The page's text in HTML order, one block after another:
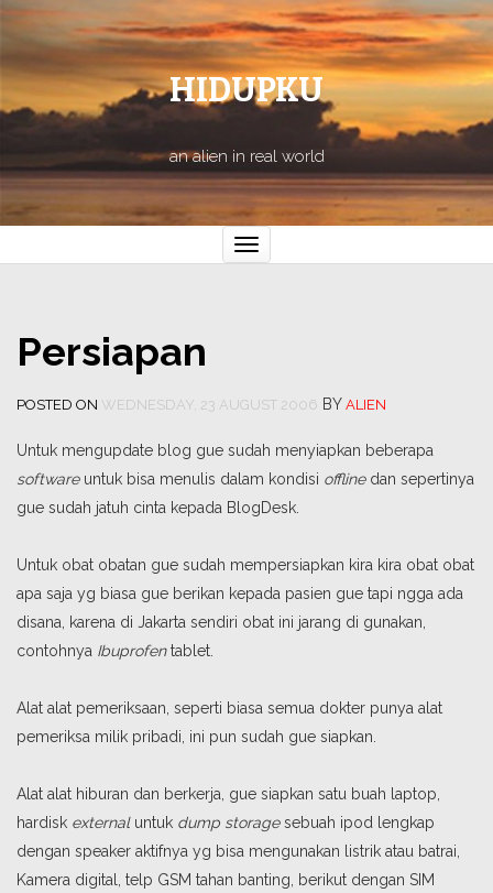
HIDUPKU
an alien in real world
Toggle
navigation
Persiapan
POSTED ON WEDNESDAY, 23 AUGUST 2006 BY ALIEN
Untuk mengupdate blog gue sudah menyiapkan beberapa
softwareuntuk bisa menulis dalam kondisi offlinedan sepertinya
gue sudah jatuh cinta kepada BlogDesk.
Untuk obat obatan gue sudah mempersiapkan kira kira obat obat
apa saja yg biasa gue berikan kepada pasien gue tapi ngga ada
disana, karena di Jakarta sendiri obat ini jarang di gunakan,
contohnya Ibuprofentablet.
Alat alat pemeriksaan, seperti biasa semua dokter punya alat
pemeriksa milik pribadi, ini pun sudah gue siapkan.
Alat alat hiburan dan berkerja, gue siapkan satu buah laptop,
hardisk externaluntuk dump storagesebuah ipod lengkap
dengan speaker aktifnya yg bisa mengunakan listrik atau batrai,
Kamera digital, telp GSM tahan banting, berikut dengan SIM